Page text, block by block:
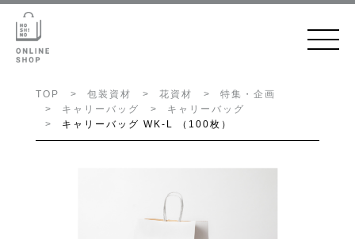
TOP 包装資材 花資材
特集・企画
キャリーバッグ
キャリーバッグ
キャリーバッグ WK-L （100枚）